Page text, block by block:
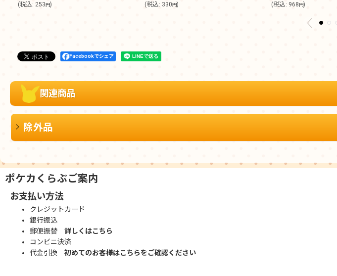
(税込: 253円) (税込: 330円) (税込: 968円)
Facebookでシェア
関連商品
除外品
ポケカくらぶご案内
お支払い方法
クレジットカード
銀行振込
郵便振替 詳しくはこちら
コンビニ決済
代金引換 初めてのお客様はこちらをご確認ください